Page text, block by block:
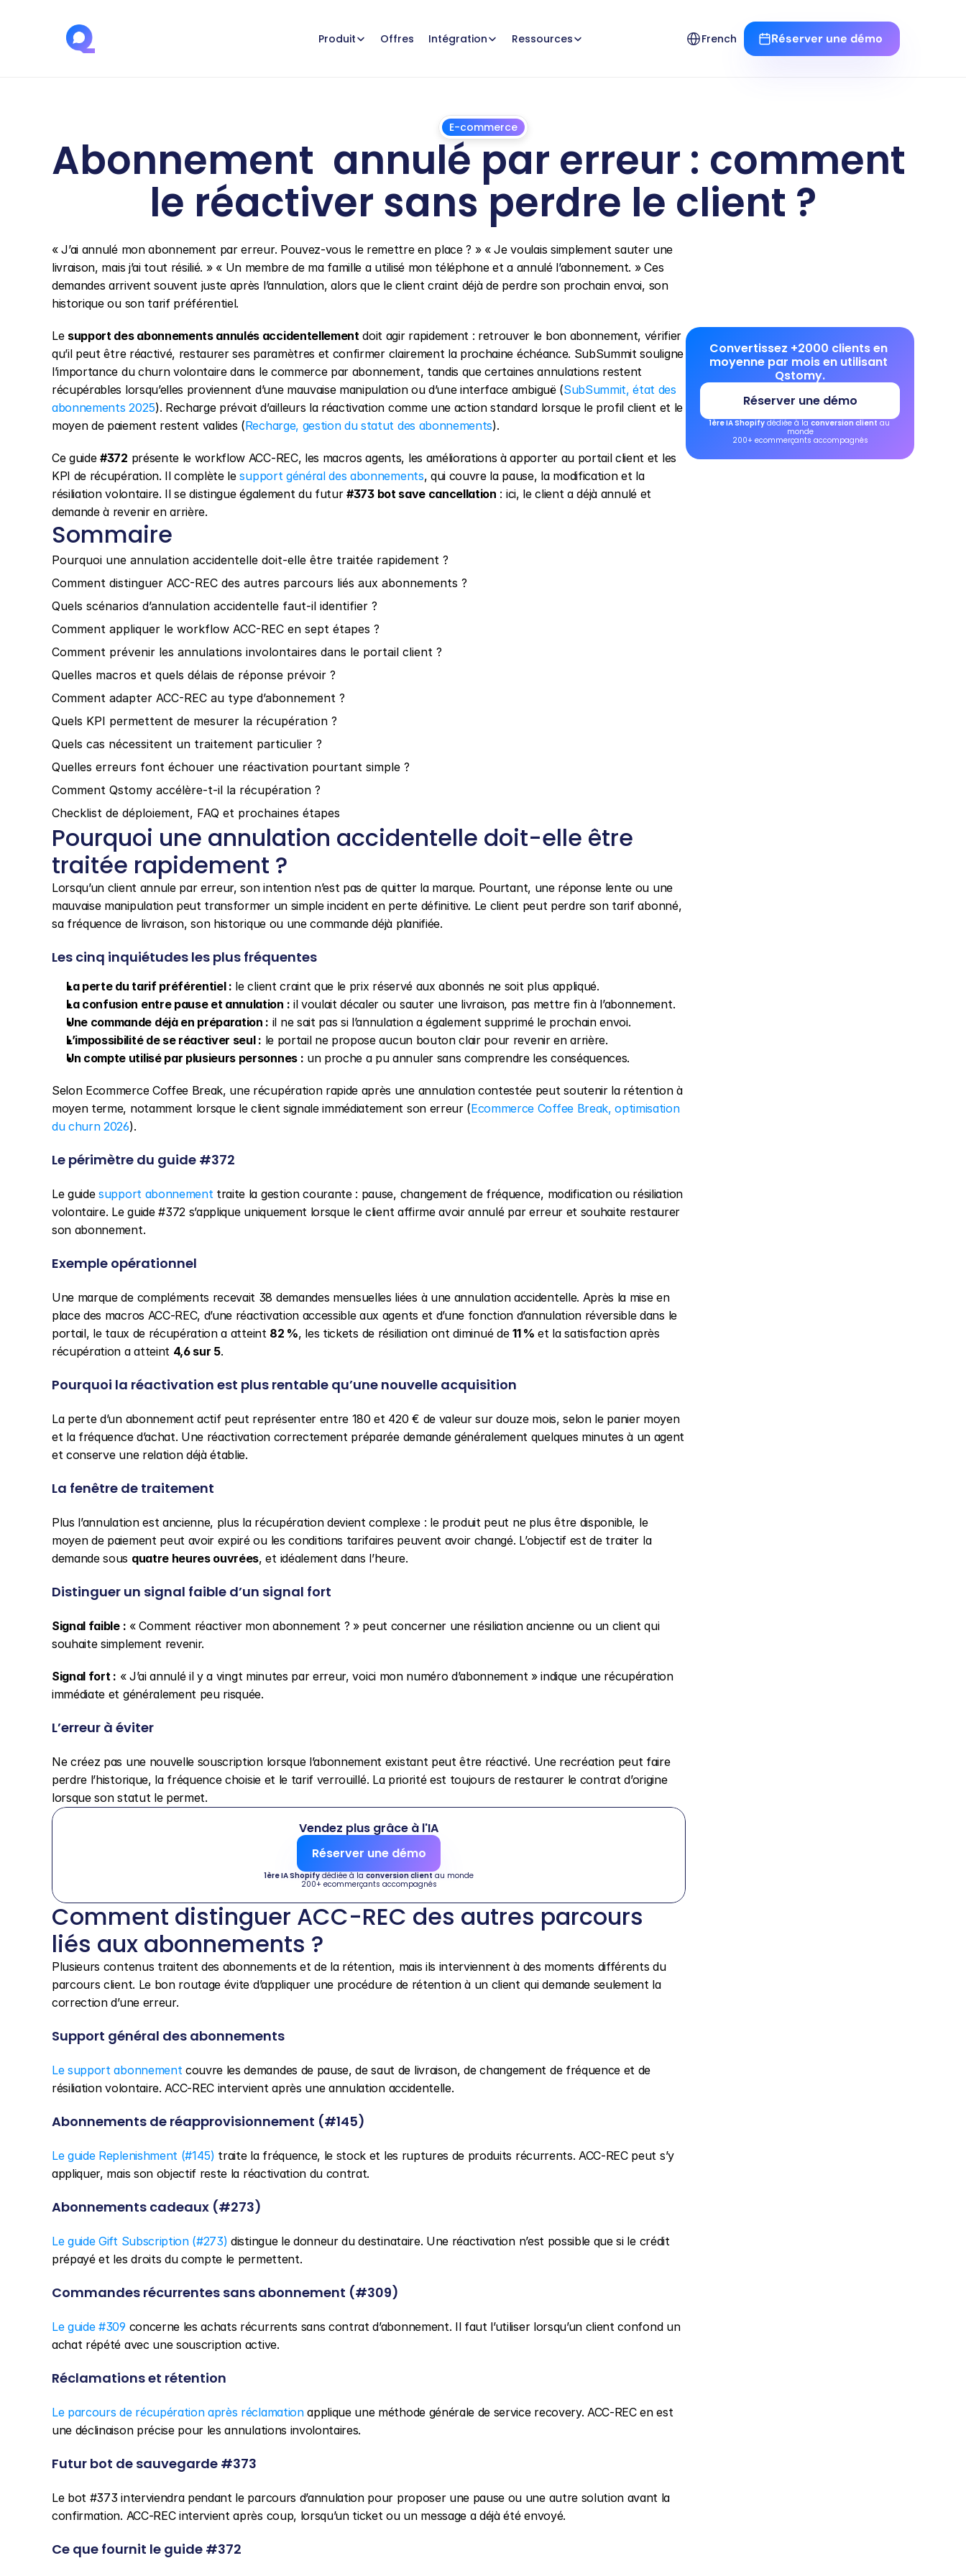
Produit Offres Intégration Ressources
Select Language
French Réserver une démo
E-commerce
Abonnement  annulé par erreur : comment
le réactiver sans perdre le client ?
« J’ai annulé mon abonnement par erreur. Pouvez-vous le remettre en place ? » « Je voulais simplement sauter une
livraison, mais j’ai tout résilié. » « Un membre de ma famille a utilisé mon téléphone et a annulé l’abonnement. » Ces
demandes arrivent souvent juste après l’annulation, alors que le client craint déjà de perdre son prochain envoi, son
historique ou son tarif préférentiel.
Le support des abonnements annulés accidentellement doit agir rapidement : retrouver le bon abonnement, vérifier
qu’il peut être réactivé, restaurer ses paramètres et confirmer clairement la prochaine échéance. SubSummit souligne
l’importance du churn volontaire dans le commerce par abonnement, tandis que certaines annulations restent
récupérables lorsqu’elles proviennent d’une mauvaise manipulation ou d’une interface ambiguë (SubSummit, état des
abonnements 2025). Recharge prévoit d’ailleurs la réactivation comme une action standard lorsque le profil client et le
moyen de paiement restent valides (Recharge, gestion du statut des abonnements).
Ce guide #372 présente le workflow ACC-REC, les macros agents, les améliorations à apporter au portail client et les
KPI de récupération. Il complète le support général des abonnements, qui couvre la pause, la modification et la
résiliation volontaire. Il se distingue également du futur #373 bot save cancellation : ici, le client a déjà annulé et
demande à revenir en arrière.
Sommaire
Pourquoi une annulation accidentelle doit-elle être traitée rapidement ?
Comment distinguer ACC-REC des autres parcours liés aux abonnements ?
Quels scénarios d’annulation accidentelle faut-il identifier ?
Comment appliquer le workflow ACC-REC en sept étapes ?
Comment prévenir les annulations involontaires dans le portail client ?
Quelles macros et quels délais de réponse prévoir ?
Comment adapter ACC-REC au type d’abonnement ?
Quels KPI permettent de mesurer la récupération ?
Quels cas nécessitent un traitement particulier ?
Quelles erreurs font échouer une réactivation pourtant simple ?
Comment Qstomy accélère-t-il la récupération ?
Checklist de déploiement, FAQ et prochaines étapes
Pourquoi une annulation accidentelle doit-elle être
traitée rapidement ?
Lorsqu’un client annule par erreur, son intention n’est pas de quitter la marque. Pourtant, une réponse lente ou une
mauvaise manipulation peut transformer un simple incident en perte définitive. Le client peut perdre son tarif abonné,
sa fréquence de livraison, son historique ou une commande déjà planifiée.
Les cinq inquiétudes les plus fréquentes
La perte du tarif préférentiel : le client craint que le prix réservé aux abonnés ne soit plus appliqué.
La confusion entre pause et annulation : il voulait décaler ou sauter une livraison, pas mettre fin à l’abonnement.
Une commande déjà en préparation : il ne sait pas si l’annulation a également supprimé le prochain envoi.
L’impossibilité de se réactiver seul : le portail ne propose aucun bouton clair pour revenir en arrière.
Un compte utilisé par plusieurs personnes : un proche a pu annuler sans comprendre les conséquences.
Selon Ecommerce Coffee Break, une récupération rapide après une annulation contestée peut soutenir la rétention à
moyen terme, notamment lorsque le client signale immédiatement son erreur (Ecommerce Coffee Break, optimisation
du churn 2026).
Le périmètre du guide #372
Le guide support abonnement traite la gestion courante : pause, changement de fréquence, modification ou résiliation
volontaire. Le guide #372 s’applique uniquement lorsque le client affirme avoir annulé par erreur et souhaite restaurer
son abonnement.
Exemple opérationnel
Une marque de compléments recevait 38 demandes mensuelles liées à une annulation accidentelle. Après la mise en
place des macros ACC-REC, d’une réactivation accessible aux agents et d’une fonction d’annulation réversible dans le
portail, le taux de récupération a atteint 82 %, les tickets de résiliation ont diminué de 11 % et la satisfaction après
récupération a atteint 4,6 sur 5.
Pourquoi la réactivation est plus rentable qu’une nouvelle acquisition
La perte d’un abonnement actif peut représenter entre 180 et 420 € de valeur sur douze mois, selon le panier moyen
et la fréquence d’achat. Une réactivation correctement préparée demande généralement quelques minutes à un agent
et conserve une relation déjà établie.
La fenêtre de traitement
Plus l’annulation est ancienne, plus la récupération devient complexe : le produit peut ne plus être disponible, le
moyen de paiement peut avoir expiré ou les conditions tarifaires peuvent avoir changé. L’objectif est de traiter la
demande sous quatre heures ouvrées, et idéalement dans l’heure.
Distinguer un signal faible d’un signal fort
Signal faible : « Comment réactiver mon abonnement ? » peut concerner une résiliation ancienne ou un client qui
souhaite simplement revenir.
Signal fort : « J’ai annulé il y a vingt minutes par erreur, voici mon numéro d’abonnement » indique une récupération
immédiate et généralement peu risquée.
L’erreur à éviter
Ne créez pas une nouvelle souscription lorsque l’abonnement existant peut être réactivé. Une recréation peut faire
perdre l’historique, la fréquence choisie et le tarif verrouillé. La priorité est toujours de restaurer le contrat d’origine
lorsque son statut le permet.
Vendez plus grâce à l'IA
Réserver une démo
1ère IA Shopify dédiée à la conversion client au monde
200+ ecommerçants accompagnés
Comment distinguer ACC-REC des autres parcours
liés aux abonnements ?
Plusieurs contenus traitent des abonnements et de la rétention, mais ils interviennent à des moments différents du
parcours client. Le bon routage évite d’appliquer une procédure de rétention à un client qui demande seulement la
correction d’une erreur.
Support général des abonnements
Le support abonnement couvre les demandes de pause, de saut de livraison, de changement de fréquence et de
résiliation volontaire. ACC-REC intervient après une annulation accidentelle.
Abonnements de réapprovisionnement (#145)
Le guide Replenishment (#145) traite la fréquence, le stock et les ruptures de produits récurrents. ACC-REC peut s’y
appliquer, mais son objectif reste la réactivation du contrat.
Abonnements cadeaux (#273)
Le guide Gift Subscription (#273) distingue le donneur du destinataire. Une réactivation n’est possible que si le crédit
prépayé et les droits du compte le permettent.
Commandes récurrentes sans abonnement (#309)
Le guide #309 concerne les achats récurrents sans contrat d’abonnement. Il faut l’utiliser lorsqu’un client confond un
achat répété avec une souscription active.
Réclamations et rétention
Le parcours de récupération après réclamation applique une méthode générale de service recovery. ACC-REC en est
une déclinaison précise pour les annulations involontaires.
Futur bot de sauvegarde #373
Le bot #373 interviendra pendant le parcours d’annulation pour proposer une pause ou une autre solution avant la
confirmation. ACC-REC intervient après coup, lorsqu’un ticket ou un message a déjà été envoyé.
Ce que fournit le guide #372
Convertissez +2000 clients en
moyenne par mois en utilisant
Qstomy.
Réserver une démo
1ère IA Shopify dédiée à la conversion client au
monde
200+ ecommerçants accompagnés